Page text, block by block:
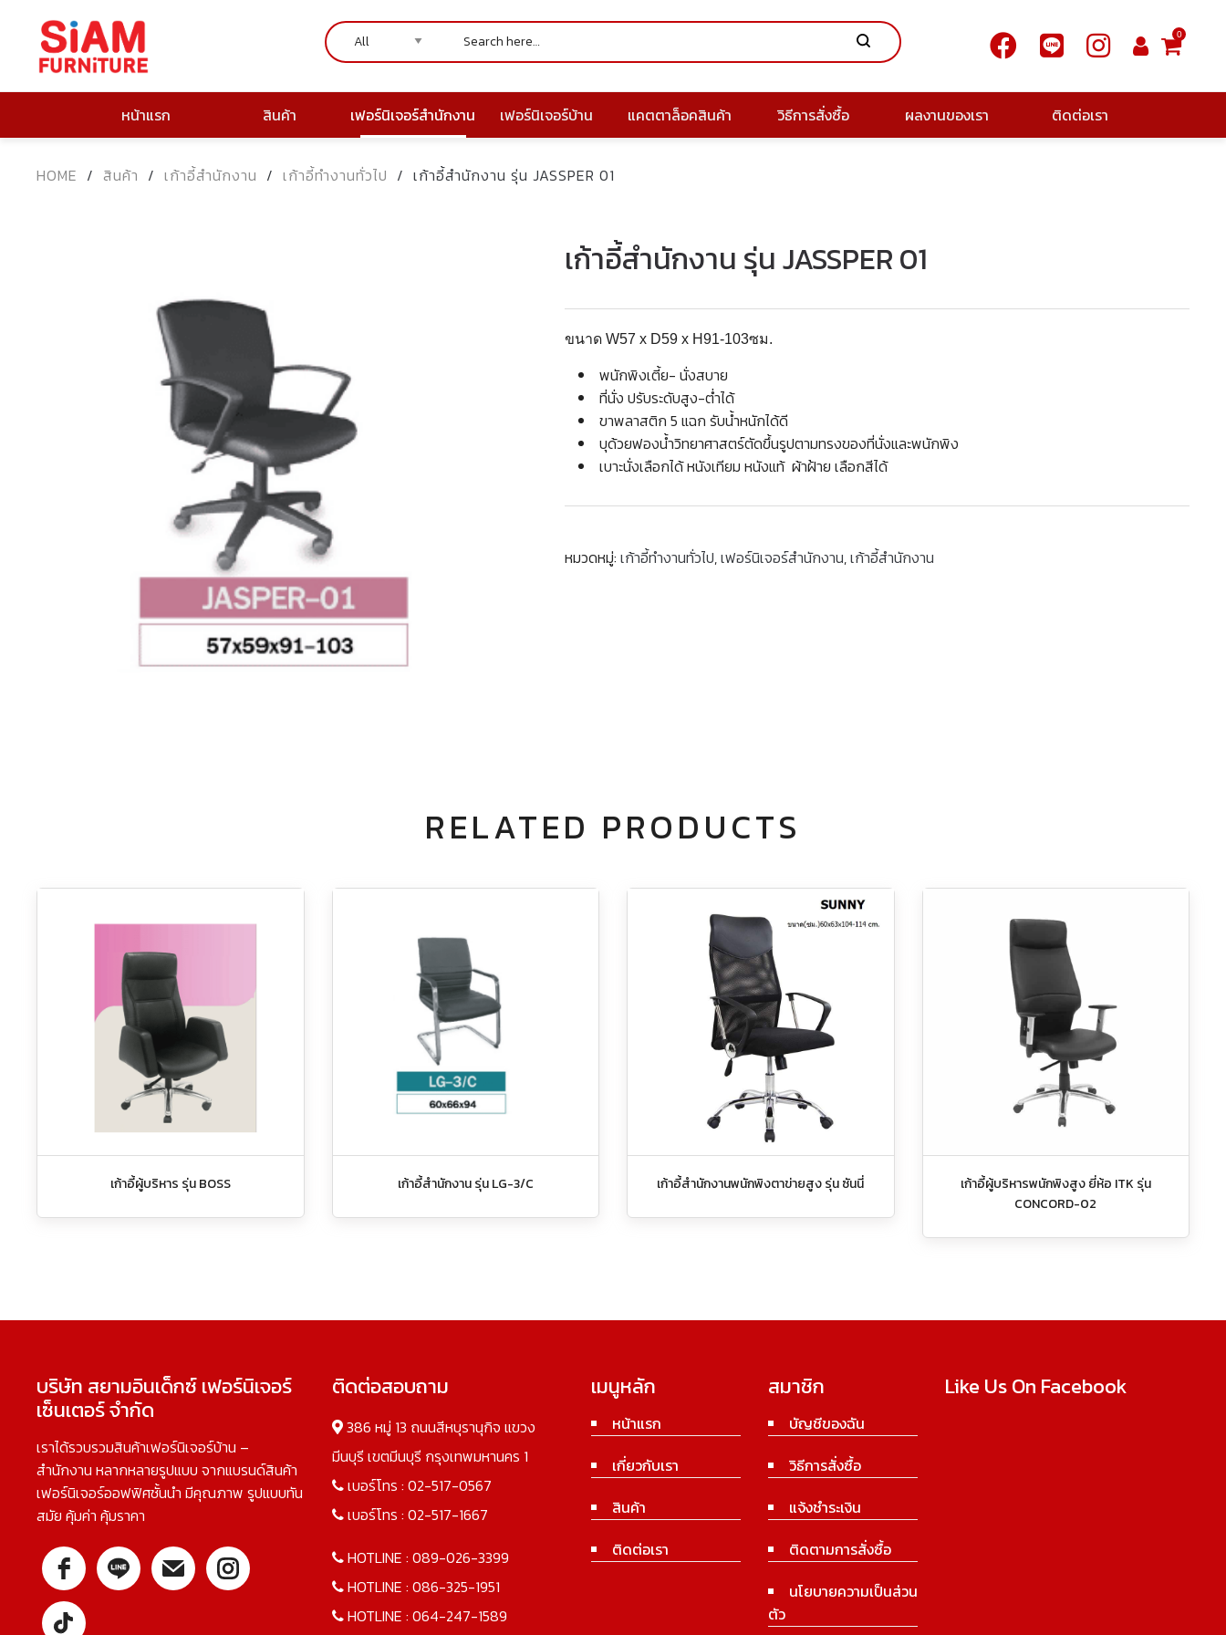
0
หน้าแรก สินค้า เฟอร์นิเจอร์สำนักงาน เฟอร์นิเจอร์บ้าน แคตตาล็อคสินค้า วิธีการสั่งซื้อ ผลงานของเรา ติดต่อเรา
HOME / สินค้า / เก้าอี้สำนักงาน / เก้าอี้ทำงานทั่วไป / เก้าอี้สำนักงาน รุ่น JASSPER 01
เก้าอี้สำนักงาน รุ่น JASSPER 01
ขนาด W57 x D59 x H91-103ซม.
พนักพิงเตี้ย- นั่งสบาย
ที่นั่ง ปรับระดับสูง-ต่ำได้
ขาพลาสติก 5 แฉก รับน้ำหนักได้ดี
บุด้วยฟองน้ำวิทยาศาสตร์ตัดขึ้นรูปตามทรงของที่นั่งและพนักพิง
เบาะนั่งเลือกได้ หนังเทียม หนังแท้ ผ้าฝ้าย เลือกสีได้
หมวดหมู่:เก้าอี้ทำงานทั่วไป,เฟอร์นิเจอร์สำนักงาน,เก้าอี้สำนักงาน
RELATED PRODUCTS
เก้าอี้ผู้บริหาร รุ่น BOSS เก้าอี้สำนักงาน รุ่น LG-3/C เก้าอี้สำนักงานพนักพิงตาข่ายสูง รุ่น ซันนี่
เก้าอี้ผู้บริหารพนักพิงสูง ยี่ห้อ ITK รุ่น
CONCORD-02
บริษัท สยามอินเด็กซ์ เฟอร์นิเจอร์
เซ็นเตอร์ จำกัด
เราได้รวบรวมสินค้าเฟอร์นิเจอร์บ้าน –
สำนักงาน หลากหลายรูปแบบ จากแบรนด์สินค้า
เฟอร์นิเจอร์ออฟฟิศชั้นนำ มีคุณภาพ รูปแบบทัน
สมัย คุ้มค่า คุ้มราคา
ติดต่อสอบถาม
386 หมู่ 13 ถนนสีหบุรานุกิจ แขวง
มีนบุรี เขตมีนบุรี กรุงเทพมหานคร 1
เบอร์โทร : 02-517-0567
เบอร์โทร : 02-517-1667
HOTLINE : 089-026-3399
HOTLINE : 086-325-1951
HOTLINE : 064-247-1589
เมนูหลัก
หน้าแรก
เกี่ยวกับเรา
สินค้า
ติดต่อเรา
สมาชิก
บัญชีของฉัน
วิธีการสั่งซื้อ
แจ้งชำระเงิน
ติดตามการสั่งซื้อ
นโยบายความเป็นส่วน
ตัว
Like Us On Facebook